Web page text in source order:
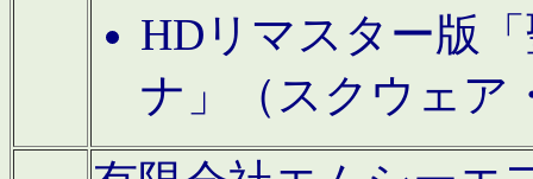
HDリマスター版
ナ」（スクウェア